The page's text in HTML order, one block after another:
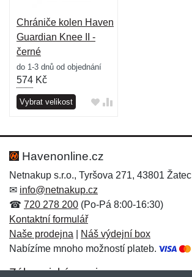
Chrániče kolen Haven
Guardian Knee II -
černé
do 1-3 dnů od objednání
574 Kč
Vybrat velikost
Havenonline.cz
Netnakup s.r.o., Tyršova 271, 43801 Žatec
✉ info@netnakup.cz
☎ 720 278 200 (Po-Pá 8:00-16:30)
Kontaktní formulář
Naše prodejna
Náš výdejní box
Nabízíme mnoho možností plateb.
Zákaznický servis